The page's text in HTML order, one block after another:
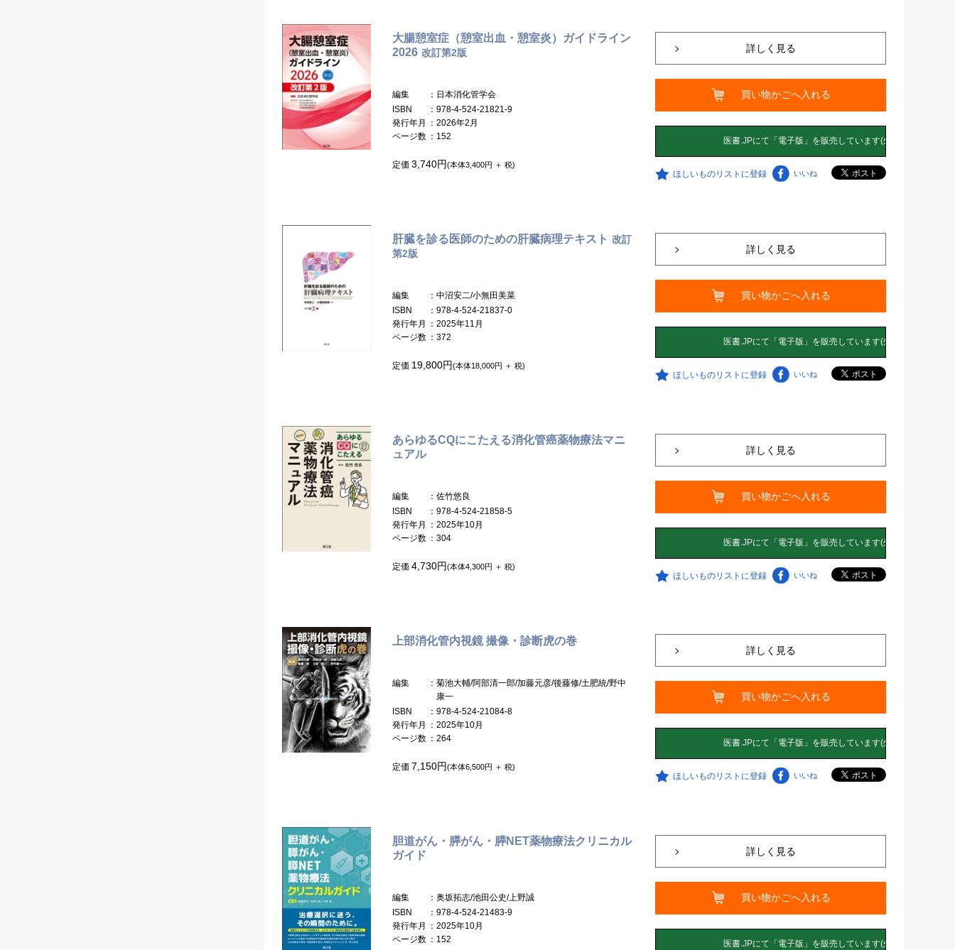
大腸憩室症（憩室出血・憩室炎）ガイドライン
2026 改訂第2版
編集
：日本消化管学会
ISBN
：978-4-524-21821-9
発行年月
：2026年2月
ページ数 ：152
定価 3,740円(本体3,400円 ＋ 税)
詳しく見る
買い物かごへ入れる
ほしいものリストに登録 いいね
肝臓を診る医師のための肝臓病理テキスト 改訂
第2版
編集
：中沼安二/小無田美菜
ISBN
：978-4-524-21837-0
発行年月
：2025年11月
ページ数 ：372
定価 19,800円(本体18,000円 ＋ 税)
詳しく見る
買い物かごへ入れる
ほしいものリストに登録 いいね
あらゆるCQにこたえる消化管癌薬物療法マニ
ュアル
編集
：佐竹悠良
ISBN
：978-4-524-21858-5
発行年月
：2025年10月
ページ数 ：304
定価 4,730円(本体4,300円 ＋ 税)
詳しく見る
買い物かごへ入れる
ほしいものリストに登録 いいね
上部消化管内視鏡 撮像・診断虎の巻
編集
：菊池大輔/阿部清一郎/加藤元彦/後藤修/土肥統/野中
康一
ISBN
：978-4-524-21084-8
発行年月
：2025年10月
ページ数 ：264
定価 7,150円(本体6,500円 ＋ 税)
詳しく見る
買い物かごへ入れる
ほしいものリストに登録 いいね
胆道がん・膵がん・膵NET薬物療法クリニカル
ガイド
編集
：奥坂拓志/池田公史/上野誠
ISBN
：978-4-524-21483-9
発行年月
：2025年10月
ページ数 ：152
詳しく見る
買い物かごへ入れる